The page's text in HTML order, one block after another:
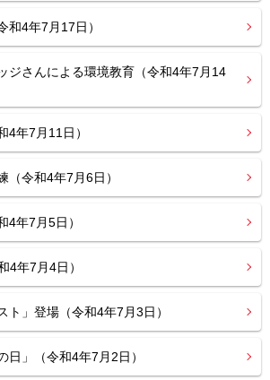
和4年7月17日）
ジさんによる環境教育（令和4年7月14
4年7月11日）
（令和4年7月6日）
4年7月5日）
4年7月4日）
ト」登場（令和4年7月3日）
日」（令和4年7月2日）